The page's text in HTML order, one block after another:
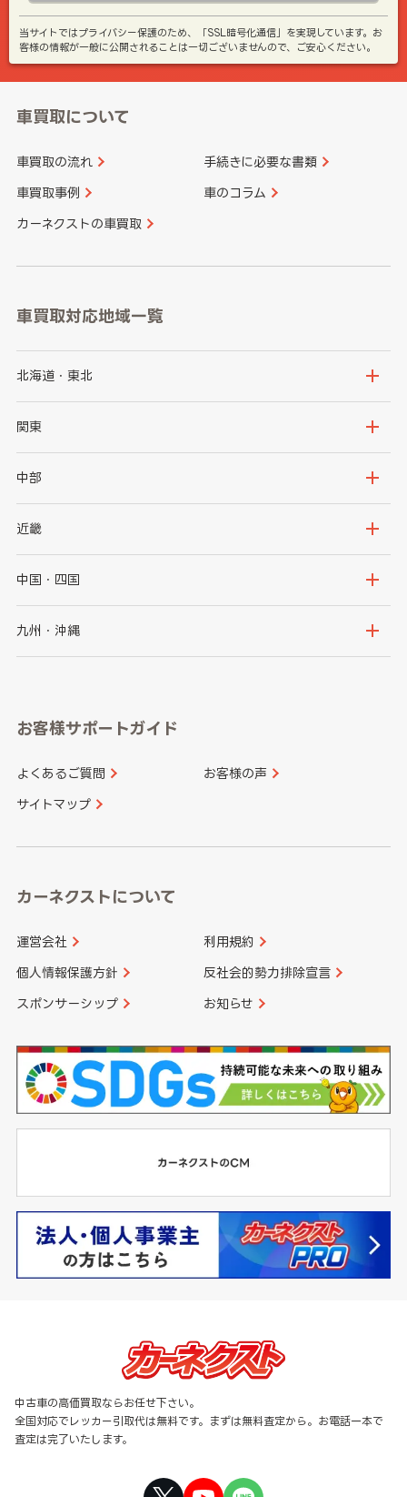
当サイトではプライバシー保護のため、「SSL暗号化通信」を実現しています。お
客様の情報が一般に公開されることは一切ございませんので、ご安心ください。
車買取について
車買取の流れ 手続きに必要な書類
車買取事例 車のコラム
カーネクストの車買取
車買取対応地域一覧
北海道・東北
北海道
岩手県
秋田県
関東
茨城県
群馬県
千葉県
中部
新潟県
石川県
山梨県
愛知県
近畿
大阪府
京都府
和歌山県
中国・四国
鳥取県
山口県
香川県 愛媛県
九州・沖縄
長崎県
大分県 宮崎県
お客様サポートガイド
よくあるご質問 お客様の声
サイトマップ
カーネクストについて
運営会社 利用規約
個人情報保護方針 反社会的勢力排除宣言
スポンサーシップ お知らせ
中古車の高価買取ならお任せ下さい。
全国対応でレッカー引取代は無料です。まずは無料査定から。お電話一本で
査定は完了いたします。